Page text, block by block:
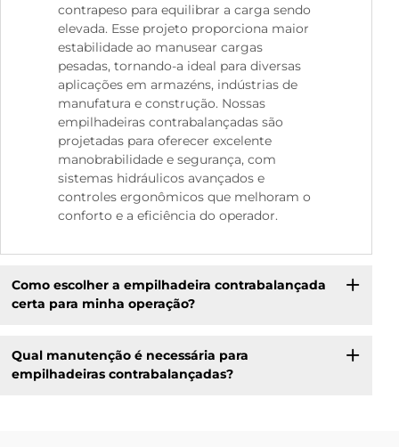
contrapeso para equilibrar a carga sendo
elevada. Esse projeto proporciona maior
estabilidade ao manusear cargas
pesadas, tornando-a ideal para diversas
aplicações em armazéns, indústrias de
manufatura e construção. Nossas
empilhadeiras contrabalançadas são
projetadas para oferecer excelente
manobrabilidade e segurança, com
sistemas hidráulicos avançados e
controles ergonômicos que melhoram o
conforto e a eficiência do operador.
Como escolher a empilhadeira contrabalançada
certa para minha operação?
Qual manutenção é necessária para
empilhadeiras contrabalançadas?